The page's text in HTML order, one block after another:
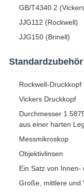
GB/T4340.2
JJG112 (Rockwell)
JJG150 (Brinell)
Standardzubehör
Rockwell-Druckkopf
Vickers Druckkopf
Durchmesser
aus einer harten
Messmikroskop
Objektivlinsen
Ein Satz von Innen-
Große, mittlere und